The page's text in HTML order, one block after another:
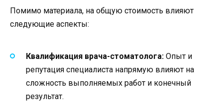
Помимо материала, на общую стоимость влияют
следующие аспекты:
Квалификация врача-стоматолога: Опыт и
репутация специалиста напрямую влияют на
сложность выполняемых работ и конечный
результат.